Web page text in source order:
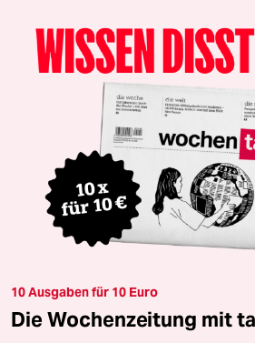
10 Ausgaben für 10 Euro
Die Wochenzeitung mit